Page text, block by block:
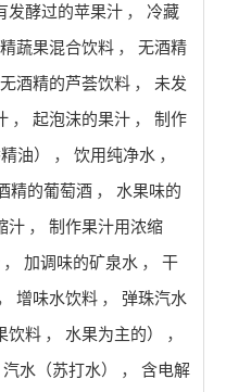
发酵过的苹果汁 ，
冷藏
蔬果混合饮料 ，
无酒精
无酒精的芦荟饮料 ，
未发
， 起泡沫的果汁 ，
制作
油）
， 饮用纯净水 ，
精的葡萄酒 ，
水果味的
汁 ，
制作果汁用浓缩
， 加调味的矿泉水 ，
干
增味水饮料 ，
弹珠汽水
饮料 ， 水果为主的）
，
汽水（苏打水） ，
含电解